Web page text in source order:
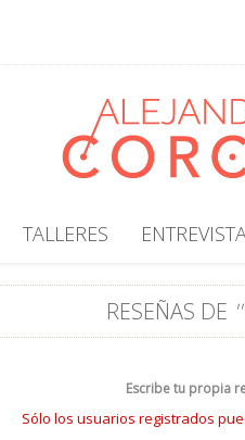
TALLERES
RESEÑAS DE
Escribe tu propia
Sólo los usuarios registrados